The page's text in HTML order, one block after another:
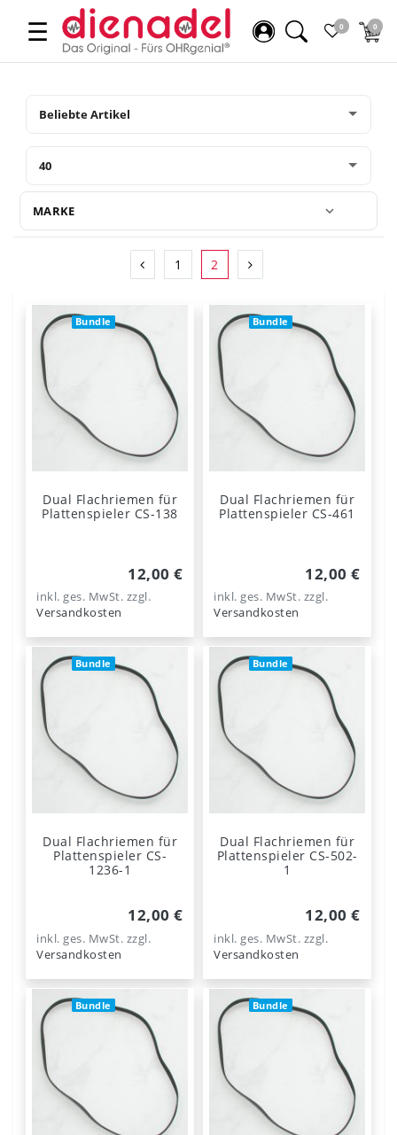
☰ 0 0
MARKE
1 2
Bundle
Dual Flachriemen für
Plattenspieler CS-138
12,00 €
inkl. ges. MwSt. zzgl.
Versandkosten
Bundle
Dual Flachriemen für
Plattenspieler CS-461
12,00 €
inkl. ges. MwSt. zzgl.
Versandkosten
Bundle
Dual Flachriemen für
Plattenspieler CS-
1236-1
12,00 €
inkl. ges. MwSt. zzgl.
Versandkosten
Bundle
Dual Flachriemen für
Plattenspieler CS-502-
1
12,00 €
inkl. ges. MwSt. zzgl.
Versandkosten
Bundle Bundle